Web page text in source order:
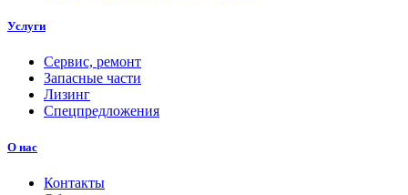
Услуги
Сервис, ремонт
Запасные части
Лизинг
Спецпредложения
О нас
Контакты